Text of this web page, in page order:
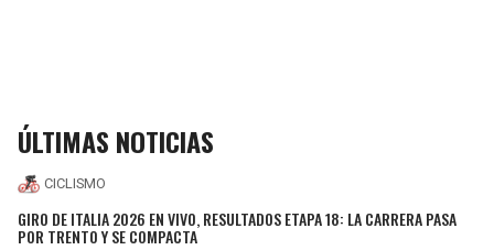
ÚLTIMAS NOTICIAS
CICLISMO
GIRO DE ITALIA 2026 EN VIVO, RESULTADOS ETAPA 18: LA CARRERA PASA
POR TRENTO Y SE COMPACTA